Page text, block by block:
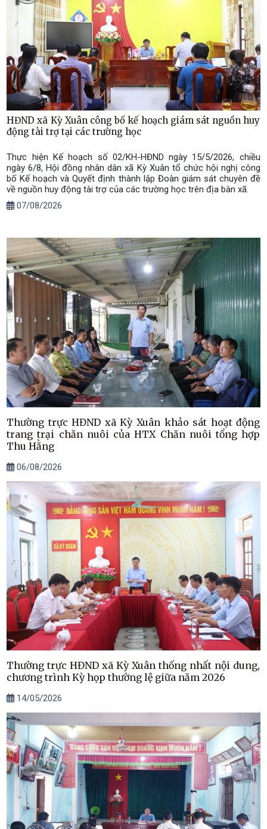
HĐND xã Kỳ Xuân công bố kế hoạch giám sát nguồn huy
động tài trợ tại các trường học
Thực hiện Kế hoạch số 02/KH-HĐND ngày 15/5/2026, chiều
ngày 6/8, Hội đồng nhân dân xã Kỳ Xuân tổ chức hội nghị công
bố Kế hoạch và Quyết định thành lập Đoàn giám sát chuyên đề
về nguồn huy động tài trợ của các trường học trên địa bàn xã.
07/08/2026
Thường trực HĐND xã Kỳ Xuân khảo sát hoạt động
trang trại chăn nuôi của HTX Chăn nuôi tổng hợp
Thu Hằng
06/08/2026
Thường trực HĐND xã Kỳ Xuân thống nhất nội dung,
chương trình Kỳ họp thường lệ giữa năm 2026
14/05/2026